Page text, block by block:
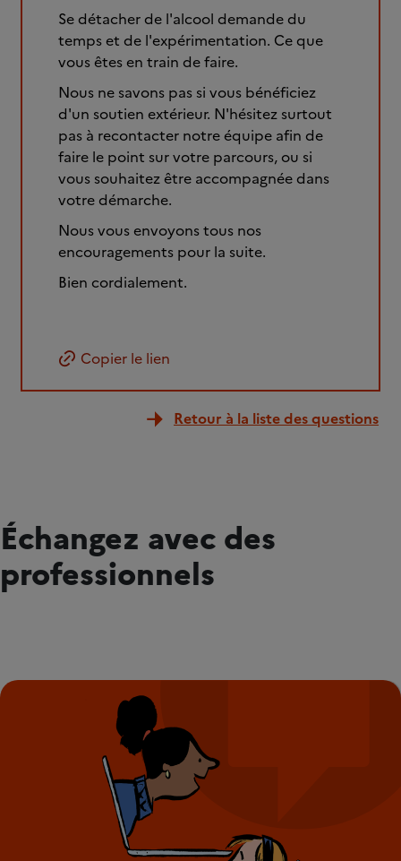
Se détacher de l'alcool demande du
temps et de l'expérimentation. Ce que
vous êtes en train de faire.
Nous ne savons pas si vous bénéficiez
d'un soutien extérieur. N'hésitez surtout
pas à recontacter notre équipe afin de
faire le point sur votre parcours, ou si
vous souhaitez être accompagnée dans
votre démarche.
Nous vous envoyons tous nos
encouragements pour la suite.
Bien cordialement.
Copier le lien
Retour à la liste des questions
Échangez avec des
professionnels